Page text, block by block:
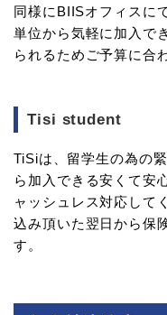
同様にBIISオフィスに
単位から気軽に加入で
られるためご予算に合
Tisi student
TiSiは、留学生の為の
ら加入できる安くて安
ャッシュレス対応して
込み頂いた翌日から保
す。